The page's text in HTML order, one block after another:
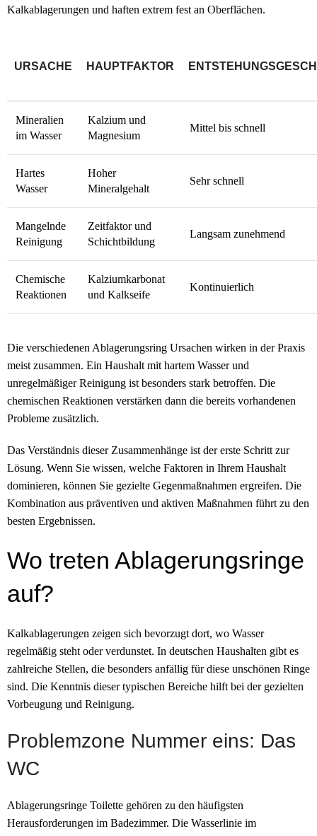
Kalkablagerungen und haften extrem fest an Oberflächen.
URSACHE HAUPTFAKTOR
Mineralien
im Wasser
Kalzium und
Magnesium
Mittel bis schnell
Hartes
Wasser
Hoher
Mineralgehalt
Sehr schnell
Mangelnde
Reinigung
Zeitfaktor und
Schichtbildung
Langsam zunehmend
Chemische
Reaktionen
Kalziumkarbonat
und Kalkseife
Kontinuierlich
Die verschiedenen Ablagerungsring Ursachen wirken in der Praxis
meist zusammen. Ein Haushalt mit hartem Wasser und
unregelmäßiger Reinigung ist besonders stark betroffen. Die
chemischen Reaktionen verstärken dann die bereits vorhandenen
Probleme zusätzlich.
Das Verständnis dieser Zusammenhänge ist der erste Schritt zur
Lösung. Wenn Sie wissen, welche Faktoren in Ihrem Haushalt
dominieren, können Sie gezielte Gegenmaßnahmen ergreifen. Die
Kombination aus präventiven und aktiven Maßnahmen führt zu den
besten Ergebnissen.
Wo treten Ablagerungsringe
auf?
Kalkablagerungen zeigen sich bevorzugt dort, wo Wasser
regelmäßig steht oder verdunstet. In deutschen Haushalten gibt es
zahlreiche Stellen, die besonders anfällig für diese unschönen Ringe
sind. Die Kenntnis dieser typischen Bereiche hilft bei der gezielten
Vorbeugung und Reinigung.
Problemzone Nummer eins: Das
WC
Ablagerungsringe Toilette gehören zu den häufigsten
Herausforderungen im Badezimmer. Die Wasserlinie im